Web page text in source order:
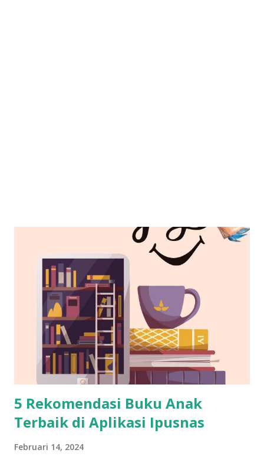
5 Rekomendasi Buku Anak
Terbaik di Aplikasi Ipusnas
Februari 14, 2024